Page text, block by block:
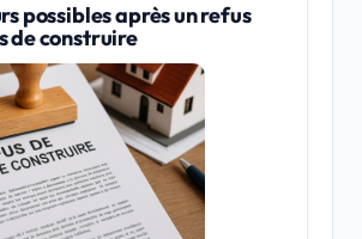
possibles après un refus
de construire